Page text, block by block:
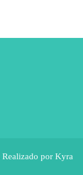
por Kyra